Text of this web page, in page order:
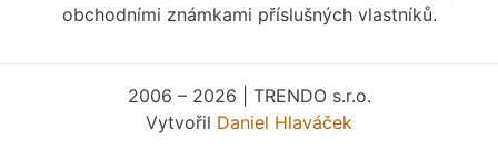
obchodními známkami příslušných vlastníků.
2006 – 2026 | TRENDO s.r.o.
Vytvořil Daniel Hlaváček